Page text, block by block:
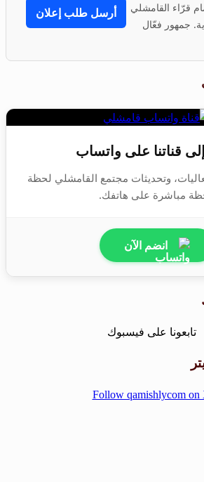
قرّاء القامشلي
جمهور فعّال
أرسل طلب إعلان
قناتنا على واتساب
وتحديثات مجتمع القامشلي لحظة
مباشرة على هاتفك.
انضم الآن